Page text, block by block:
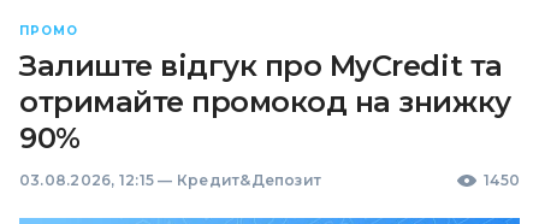
ПРОМО
Залиште відгук про MyCredit та
отримайте промокод на знижку
90%
03.08.2026, 12:15 — Кредит&Депозит 1450